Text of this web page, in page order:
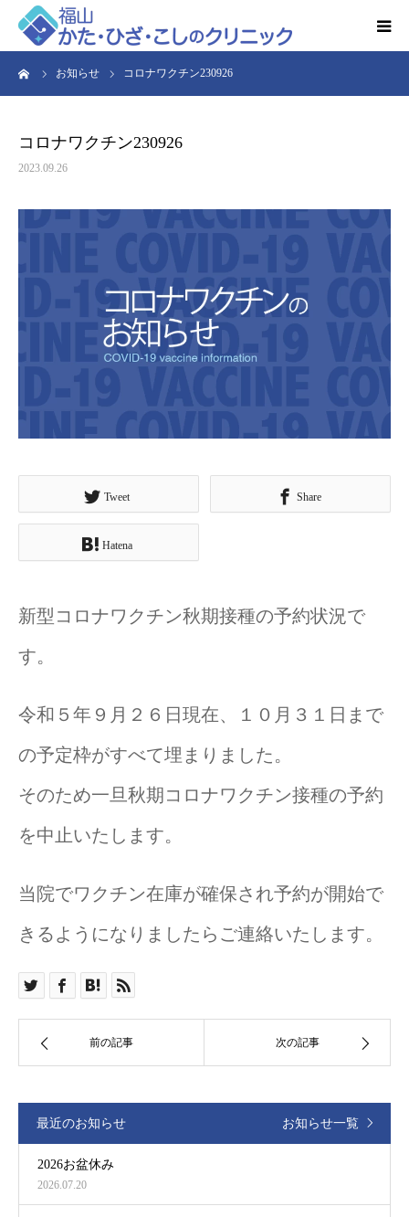
お知らせ コロナワクチン230926
コロナワクチン230926
2023.09.26
Tweet Share
Hatena
新型コロナワクチン秋期接種の予約状況で
す。
令和５年９月２６日現在、１０月３１日まで
の予定枠がすべて埋まりました。
そのため一旦秋期コロナワクチン接種の予約
を中止いたします。
当院でワクチン在庫が確保され予約が開始で
きるようになりましたらご連絡いたします。
前の記事 次の記事
最近のお知らせ お知らせ一覧
2026お盆休み
2026.07.20
HOME
診療時間・アクセス